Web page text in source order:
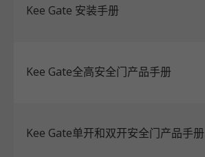
Kee Gate 安装手册
Kee Gate全高安全门产品手册
Kee Gate单开和双开安全门产品手册